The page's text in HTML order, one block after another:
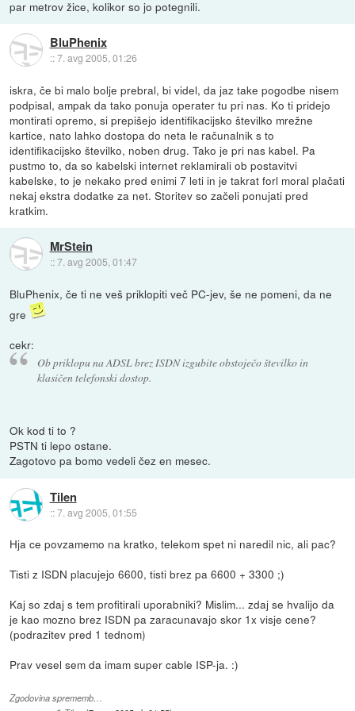
par metrov žice, kolikor so jo potegnili.
BluPhenix
::7. avg 2005, 01:26
iskra, če bi malo bolje prebral, bi videl, da jaz take pogodbe nisem
podpisal, ampak da tako ponuja operater tu pri nas. Ko ti pridejo
montirati opremo, si prepišejo identifikacijsko številko mrežne
kartice, nato lahko dostopa do neta le računalnik s to
identifikacijsko številko, noben drug. Tako je pri nas kabel. Pa
pustmo to, da so kabelski internet reklamirali ob postavitvi
kabelske, to je nekako pred enimi 7 leti in je takrat forl moral plačati
nekaj ekstra dodatke za net. Storitev so začeli ponujati pred
kratkim.
MrStein
::7. avg 2005, 01:47
BluPhenix, če ti ne veš priklopiti več PC-jev, še ne pomeni, da ne
gre
cekr:
Ob priklopu na ADSL brez ISDN izgubite obstoječo številko in
klasičen telefonski dostop.
Ok kod ti to ?
PSTN ti lepo ostane.
Zagotovo pa bomo vedeli čez en mesec.
Tilen
::7. avg 2005, 01:55
Hja ce povzamemo na kratko, telekom spet ni naredil nic, ali pac?
Tisti z ISDN placujejo 6600, tisti brez pa 6600 + 3300 ;)
Kaj so zdaj s tem profitirali uporabniki? Mislim... zdaj se hvalijo da
je kao mozno brez ISDN pa zaracunavajo skor 1x visje cene?
(podrazitev pred 1 tednom)
Prav vesel sem da imam super cable ISP-ja. :)
Zgodovina sprememb…